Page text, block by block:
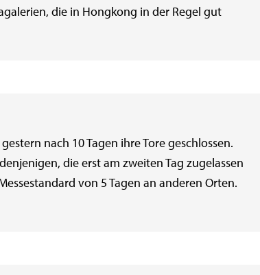
die in Hongkong in der Regel gut
nach 10 Tagen ihre Tore geschlossen.
die erst am zweiten Tag zugelassen
von 5 Tagen an anderen Orten.